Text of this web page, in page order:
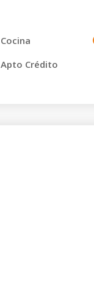
Cocina
Apto Crédito